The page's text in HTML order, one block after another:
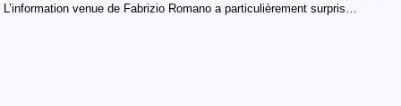
L’information venue de Fabrizio Romano a particulièrement surpris…